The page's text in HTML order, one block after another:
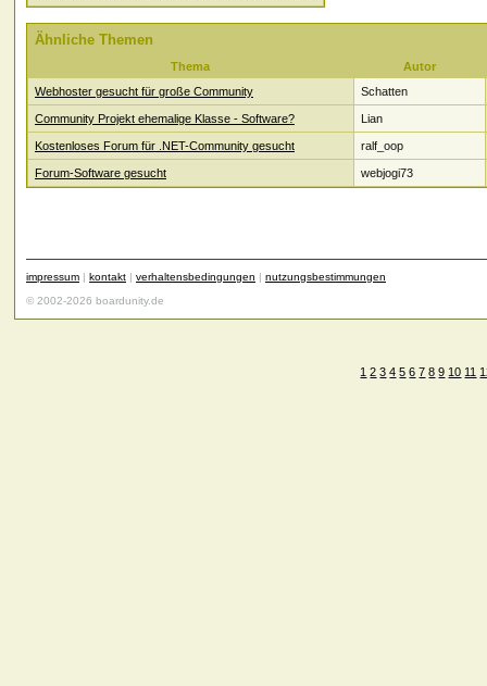
Ähnliche Themen
Thema
Autor
Webhoster gesucht für große Community
Schatten
Community Projekt ehemalige Klasse - Software? Lian
Kostenloses Forum für .NET-Community gesucht ralf_oop
Forum-Software gesucht webjogi73
impressum | kontakt | verhaltensbedingungen | nutzungsbestimmungen
© 2002-2026 boardunity.de
1 2 3 4 5 6 7 8 9 10 11